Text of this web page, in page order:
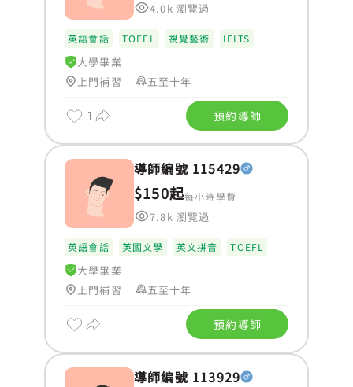
4.0k 瀏覽過
英語會話 TOEFL 視覺藝術 IELTS
大學畢業
上門補習
五至十年
1 預約導師
導師編號 115429
$150起每小時學費
7.8k 瀏覽過
英語會話 英國文學 英文拼音 TOEFL
大學畢業
上門補習
五至十年
預約導師
導師編號 113929